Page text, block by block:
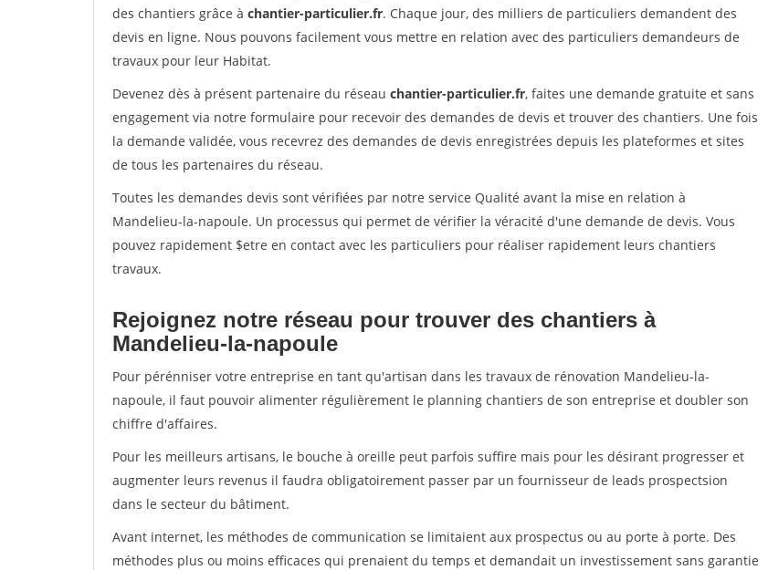
des chantiers grâce à chantier-particulier.fr. Chaque jour, des milliers de particuliers demandent des
devis en ligne. Nous pouvons facilement vous mettre en relation avec des particuliers demandeurs de
travaux pour leur Habitat.
Devenez dès à présent partenaire du réseau chantier-particulier.fr, faites une demande gratuite et sans
engagement via notre formulaire pour recevoir des demandes de devis et trouver des chantiers. Une fois
la demande validée, vous recevrez des demandes de devis enregistrées depuis les plateformes et sites
de tous les partenaires du réseau.
Toutes les demandes devis sont vérifiées par notre service Qualité avant la mise en relation à
Mandelieu-la-napoule. Un processus qui permet de vérifier la véracité d'une demande de devis. Vous
pouvez rapidement $etre en contact avec les particuliers pour réaliser rapidement leurs chantiers
travaux.
Rejoignez notre réseau pour trouver des chantiers à
Mandelieu-la-napoule
Pour pérénniser votre entreprise en tant qu'artisan dans les travaux de rénovation Mandelieu-la-
napoule, il faut pouvoir alimenter régulièrement le planning chantiers de son entreprise et doubler son
chiffre d'affaires.
Pour les meilleurs artisans, le bouche à oreille peut parfois suffire mais pour les désirant progresser et
augmenter leurs revenus il faudra obligatoirement passer par un fournisseur de leads prospectsion
dans le secteur du bâtiment.
Avant internet, les méthodes de communication se limitaient aux prospectus ou au porte à porte. Des
méthodes plus ou moins efficaces qui prenaient du temps et demandait un investissement sans garantie